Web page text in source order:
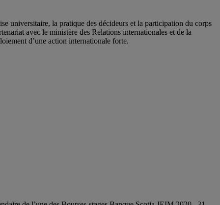
universitaire, la pratique des décideurs et la participation du corps
avec le ministère des Relations internationales et de la
d’une action internationale forte.